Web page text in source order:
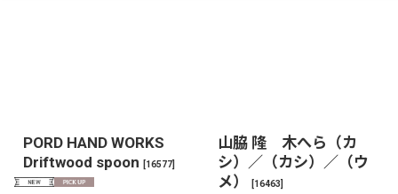
PORD HAND WORKS
Driftwood spoon [16577]
山脇 隆 木へら（カ
シ）／（カシ）／（ウ
メ）
[16463]